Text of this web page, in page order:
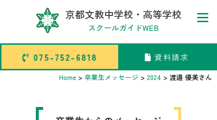
075-752-6818 資料請求
京都文教中学校・高等学校
スクールガイドWEB
075-752-6818 資料請求
Home > 卒業生メッセージ > 2024 > 渡邉 優美さん